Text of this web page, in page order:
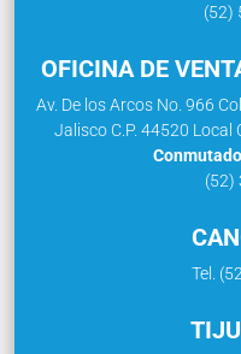
(52)
OFICINA DE
Av. De los Arcos No. 966
Jalisco C.P. 44520 Local
(52)
Tel.